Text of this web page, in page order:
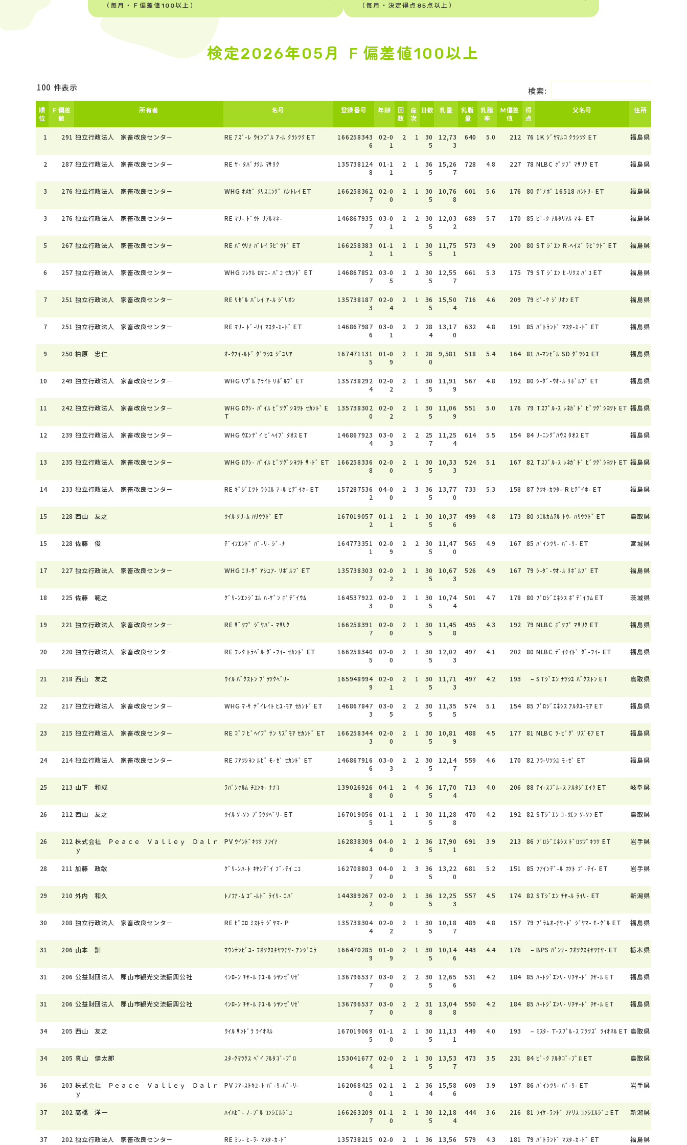
（毎月・Ｆ偏差値100以上） （毎月・決定得点85点以上）
検定2026年05月 Ｆ偏差値100以上
件表示 検索:
順
位
Ｆ偏差
値
所有者 名号 登録番号 年齢
回
数
産
次
日数 乳量
乳脂
量
乳脂
率
Ｍ偏差
値
得
点
父名号 住所
1 291 独立行政法人 家畜改良センタ－ RE ｱｽﾞ-ﾚ ｳｲﾝﾌﾟﾙ ｱ-ﾙ ｸﾗｼﾂｸ ET
166258343
6
02-0
1
2 1
30
5
12,73
3
640 5.0 212 76 1K ｼﾞﾔﾏﾙｺ ｸﾗｼﾂｸ ET 福島県
2 287 独立行政法人 家畜改良センタ－ RE ﾔ- ﾀﾊﾞﾅｸﾙ ﾏｻﾘｸ
135738124
8
01-1
1
2 1
36
5
15,26
7
728 4.8 227 78 NLBC ﾎﾞﾂﾌﾟ ﾏｻﾘｸ ET 福島県
3 276 独立行政法人 家畜改良センタ－ WHG ｵﾒｶﾞ ｸﾘｽﾆﾝｸﾞ ﾊﾝﾄﾚｲ ET
166258362
7
02-0
0
2 1
30
5
10,76
8
601 5.6 176 80 ﾃﾞﾉﾎﾞ 16518 ﾊﾝﾄﾘ- ET 福島県
3 276 独立行政法人 家畜改良センタ－ RE ﾏﾘ- ﾄﾞｳﾄ ﾘｱﾙﾏﾈ-
146867935
7
03-0
1
2 2
30
5
12,03
2
689 5.7 170 85 ﾋﾟ-ｸ ｱﾙﾀﾘｱﾙ ﾏﾈ- ET 福島県
5 267 独立行政法人 家畜改良センタ－ RE ﾊﾟｳﾘﾅ ﾊﾞﾚｲ ﾗﾋﾟﾂﾄﾞ ET
166258383
2
01-1
1
2 1
30
5
11,75
1
573 4.9 200 80 ST ｼﾞｴﾝ R-ﾍｲｽﾞ ﾗﾋﾟﾂﾄﾞ ET 福島県
6 257 独立行政法人 家畜改良センタ－ WHG ﾌﾚｸﾙ ﾛﾏﾆ- ﾊﾟｺ ｾｶﾝﾄﾞ ET
146867852
7
03-0
5
2 2
30
5
12,55
7
661 5.3 175 79 ST ｼﾞｴﾝ ﾋ-ﾘｸｽ ﾊﾟｺ ET 福島県
7 251 独立行政法人 家畜改良センタ－ RE ﾘｾﾞﾙ ﾊﾞﾚｲ ｱ-ﾙ ｼﾞﾘｵﾝ
135738187
3
02-0
4
2 1
36
5
15,50
4
716 4.6 209 79 ﾋﾟ-ｸ ｼﾞﾘｵﾝ ET 福島県
7 251 独立行政法人 家畜改良センタ－ RE ﾏﾘ- ﾄﾞ-ﾘｲ ﾏｽﾀ-ｶ-ﾄﾞ ET
146867987
6
03-0
1
2 2
28
4
13,17
0
632 4.8 191 85 ﾊﾞﾄﾗﾝﾄﾞ ﾏｽﾀ-ｶ-ﾄﾞ ET 福島県
9 250 柏原 忠仁 ｵ-ｸﾌｲ-ﾙﾄﾞ ﾀﾞﾂｼﾕ ｼﾞﾕﾘｱ
167471131
5
01-0
9
2 1
28
0
9,581 518 5.4 164 81 ﾊ-ﾏﾝﾋﾞﾙ SD ﾀﾞﾂｼﾕ ET 福島県
10 249 独立行政法人 家畜改良センタ－ WHG ﾘﾌﾟﾙ ｱﾗｲﾄ ﾘﾎﾞﾙﾌﾞ ET
135738292
4
02-0
2
2 1
30
5
11,91
9
567 4.8 192 80 ｼ-ﾀﾞ-ｳｵ-ﾙ ﾘﾎﾞﾙﾌﾞ ET 福島県
11 242 独立行政法人 家畜改良センタ－
WHG ﾛｸｼ- ﾊﾟｲﾙ ﾋﾞﾂｸﾞｼﾖﾂﾄ ｾｶﾝﾄﾞ E
T
135738302
0
02-0
2
2 1
30
5
11,06
9
551 5.0 176 79 Tｽﾌﾟﾙ-ｽ ﾚﾈｶﾞﾄﾞ ﾋﾞﾂｸﾞｼﾖﾂﾄ ET 福島県
12 239 独立行政法人 家畜改良センタ－ WHG ｳｴﾝﾃﾞｲ ﾋﾞﾍｲﾌﾞ ﾀｵｽ ET
146867923
4
03-0
3
2 2
25
7
11,25
4
614 5.5 154 84 ﾘ-ﾆﾝｸﾞﾊｳｽ ﾀｵｽ ET 福島県
13 235 独立行政法人 家畜改良センタ－ WHG ﾛｸｼ- ﾊﾟｲﾙ ﾋﾞﾂｸﾞｼﾖﾂﾄ ｻ-ﾄﾞ ET
166258336
8
02-0
0
2 1
30
5
10,33
3
524 5.1 167 82 Tｽﾌﾟﾙ-ｽ ﾚﾈｶﾞﾄﾞ ﾋﾞﾂｸﾞｼﾖﾂﾄ ET 福島県
14 233 独立行政法人 家畜改良センタ－ RE ｷﾞｼﾞｴﾂﾄ ﾗｼｴﾙ ｱ-ﾙ ﾋﾃﾞｲﾎ- ET
157287536
2
04-0
0
2 3
36
5
13,77
0
733 5.3 158 87 ｸﾂｷ-ｶﾂﾀ- R ﾋﾃﾞｲﾎ- ET 福島県
15 228 西山 友之 ｳｲﾙ ｸﾘ-ﾑ ﾊﾘｳﾂﾄﾞ ET
167019057
2
01-1
1
2 1
30
5
10,37
6
499 4.8 173 80 ｳｴﾙｶﾑﾃﾙ ﾄｳ- ﾊﾘｳﾂﾄﾞ ET 鳥取県
15 228 佐藤 俊 ﾃﾞｲﾌｴﾝﾄﾞ ﾊﾞ-ﾘ- ｼﾞ-ﾅ
164773351
1
02-0
9
2 2
30
5
11,47
0
565 4.9 167 85 ﾊﾟｲﾝﾂﾘ- ﾊﾞ-ﾘ- ET 宮城県
17 227 独立行政法人 家畜改良センタ－ WHG ｴﾘ-ｻﾞ ｱｼﾕｱ- ﾘﾎﾞﾙﾌﾞ ET
135738303
7
02-0
2
2 1
30
5
10,67
3
526 4.9 167 79 ｼ-ﾀﾞ-ｳｵ-ﾙ ﾘﾎﾞﾙﾌﾞ ET 福島県
18 225 佐藤 範之 ｸﾞﾘ-ﾝｴﾝｼﾞｴﾙ ﾊ-ｹﾞﾝ ﾎﾟﾃﾞｲｳﾑ
164537922
3
02-0
0
2 1
30
5
10,74
4
501 4.7 178 80 ﾌﾟﾛｼﾞｴﾈｼｽ ﾎﾟﾃﾞｲｳﾑ ET 茨城県
19 221 独立行政法人 家畜改良センタ－ RE ｻﾞﾂﾌﾟ ｼﾞﾔﾊﾞ- ﾏｻﾘｸ
166258391
7
02-0
0
2 1
30
5
11,45
8
495 4.3 192 79 NLBC ﾎﾞﾂﾌﾟ ﾏｻﾘｸ ET 福島県
20 220 独立行政法人 家畜改良センタ－ RE ﾌﾚｸ ﾄﾗﾍﾞﾙ ﾀﾞ-ﾌｲ- ｾｶﾝﾄﾞ ET
166258340
5
02-0
0
2 1
30
5
12,02
3
497 4.1 202 80 NLBC ﾃﾞｲｹｲﾄﾞ ﾀﾞ-ﾌｲ- ET 福島県
21 218 西山 友之 ｳｲﾙ ﾊﾞｸｽﾄﾝ ﾌﾞﾗﾂｸﾍﾞﾘ-
165948994
9
02-0
1
2 1
30
5
11,71
3
497 4.2 193 – STｼﾞｴﾝ ﾅﾂｼﾕ ﾊﾞｸｽﾄﾝ ET 鳥取県
22 217 独立行政法人 家畜改良センタ－ WHG ﾏ-ｻ ﾃﾞｲﾚｲﾄ ﾋﾕ-ﾓｱ ｾｶﾝﾄﾞ ET
146867847
3
03-0
5
2 2
30
5
11,35
5
574 5.1 154 85 ﾌﾟﾛｼﾞｴﾈｼｽ ｱﾙﾀﾕ-ﾓｱ ET 福島県
23 215 独立行政法人 家畜改良センタ－ RE ｺﾞﾌ ﾋﾞﾍｲﾌﾞ ｻﾝ ﾘｽﾞﾓｱ ｾｶﾝﾄﾞ ET
166258344
3
02-0
0
2 1
30
5
10,81
9
488 4.5 177 81 NLBC ﾗ-ﾋﾞｸﾞ ﾘｽﾞﾓｱ ET 福島県
24 214 独立行政法人 家畜改良センタ－ RE ﾌｱﾂｼﾖﾝ ﾙﾋﾞ ﾓ-ｾﾞ ｾｶﾝﾄﾞ ET
146867916
6
03-0
3
2 2
30
5
12,14
7
559 4.6 170 82 ﾌﾗ-ﾘﾂｼﾕ ﾓ-ｾﾞ ET 福島県
25 213 山下 和成 ﾗﾊﾟﾝﾎﾙﾑ ﾁﾕﾝｷ- ﾅﾅｺ
139026926
8
04-1
0
2 4
36
5
17,70
4
713 4.0 206 88 ﾃｲ-ｽﾌﾟﾙ-ｽ ｱﾙﾀｼﾞｴｲｸ ET 岐阜県
26 212 西山 友之 ｳｲﾙ ｿ-ｿﾝ ﾌﾞﾗﾂｸﾍﾞﾘ- ET
167019056
5
01-1
1
2 1
30
5
11,28
8
470 4.2 192 82 STｼﾞｴﾝ ｺ-ｳｴﾝ ｿ-ｿﾝ ET 鳥取県
26 212 株式会社 Ｐｅａｃｅ Ｖａｌｌｅｙ Ｄａｌｒ
ｙ
PV ｳｲﾝﾄﾞｷﾂｸ ｿﾌｲｱ
162838309
4
04-0
0
2 2
36
5
17,90
1
691 3.9 213 86 ﾌﾟﾛｼﾞｴﾈｼｽ ﾄﾞﾛﾂﾌﾟｷﾂｸ ET 岩手県
28 211 加藤 政敏 ｸﾞﾘ-ﾝﾊ-ﾄ ｷﾔﾝﾃﾞｲ ﾌﾞ-ﾃｲ ﾆｺ
162708803
7
04-0
0
2 3
36
5
13,22
0
681 5.2 151 85 ﾌｱｲﾝﾃﾞ-ﾙ ﾎﾂﾄ ﾌﾞ-ﾃｲ- ET 岩手県
29 210 外内 和久 ﾄﾉﾌｱ-ﾑ ｺﾞ-ﾙﾄﾞ ﾗｲﾘ- ｴﾊﾞ
144389267
2
02-0
0
2 1
36
5
12,25
3
557 4.5 174 82 STｼﾞｴﾝ ﾁﾔ-ﾙ ﾗｲﾘ- ET 新潟県
30 208 独立行政法人 家畜改良センタ－ RE ﾋﾟｴﾛ ﾐｽﾄﾗ ｼﾞﾔﾏ- P
135738304
4
02-0
2
2 1
30
5
10,18
7
489 4.8 157 79 ﾌﾟﾗﾑｵ-ﾁﾔ-ﾄﾞ ｼﾞﾔﾏ- ﾓ-ｸﾞﾙ ET 福島県
31 206 山本 訓 ﾏｳﾝﾃﾝﾋﾞﾕ- ﾌｵﾂｸｽｷﾔﾂﾁﾔ- ｱﾝｼﾞｴﾗ
166470285
9
01-0
9
2 1
30
5
10,14
6
443 4.4 176 – BPS ﾊﾟﾝｻ- ﾌｵﾂｸｽｷﾔﾂﾁﾔ- ET 栃木県
31 206 公益財団法人 郡山市観光交流振興公社 ｲﾝﾛ-ﾝ ﾁﾔ-ﾙ ﾁﾕ-ﾙ ｼﾔﾝｾﾞﾘｾﾞ
136796537
7
03-0
0
2 2
30
5
12,65
6
531 4.2 184 85 ﾊ-ﾄｼﾞｴﾝﾘ- ﾘﾁﾔ-ﾄﾞ ﾁﾔ-ﾙ ET 福島県
31 206 公益財団法人 郡山市観光交流振興公社 ｲﾝﾛ-ﾝ ﾁﾔ-ﾙ ﾁﾕ-ﾙ ｼﾔﾝｾﾞﾘｾﾞ
136796537
7
03-0
0
2 2
31
8
13,04
8
550 4.2 184 85 ﾊ-ﾄｼﾞｴﾝﾘ- ﾘﾁﾔ-ﾄﾞ ﾁﾔ-ﾙ ET 福島県
34 205 西山 友之 ｳｲﾙ ｻﾝﾄﾞﾗ ﾗｲｵﾈﾙ
167019069
5
01-1
0
2 1
30
5
11,13
1
449 4.0 193 – ﾐｽﾀ- T-ｽﾌﾟﾙ-ｽ ﾌﾗﾂｽﾞ ﾗｲｵﾈﾙ ET 鳥取県
34 205 真山 健太郎 ｽﾀ-ｸﾏﾂｸｽ ﾍﾞｲ ｱﾙﾀｺﾞ-ﾌﾟﾛ
153041677
4
02-0
1
2 1
30
5
13,53
7
473 3.5 231 84 ﾋﾟ-ｸ ｱﾙﾀｺﾞ-ﾌﾟﾛ ET 鳥取県
36 203 株式会社 Ｐｅａｃｅ Ｖａｌｌｅｙ Ｄａｌｒ
ｙ
PV ﾌｱ-ｽﾄｷﾕ-ﾄ ﾊﾞ-ﾘ-ﾊﾞ-ﾘ-
162068425
0
02-1
1
2 2
36
4
15,58
6
609 3.9 197 86 ﾊﾟｲﾝﾂﾘ- ﾊﾞ-ﾘ- ET 岩手県
37 202 高橋 洋一 ﾊｲﾊﾋﾟ- ﾉ-ﾌﾞﾙ ｺﾝｼｴﾙｼﾞﾕ
166263209
7
01-1
0
2 1
30
5
12,18
4
444 3.6 216 81 ﾜｲｹ-ﾗﾝﾄﾞ ﾌｱﾘｽ ｺﾝｼｴﾙｼﾞﾕ ET 新潟県
37 202 独立行政法人 家畜改良センタ－ RE ﾐﾚ- ﾋ-ﾗ- ﾏｽﾀ-ｶ-ﾄﾞ
135738215
02-0
2 1
36
13,56
579 4.3 181 79 ﾊﾞﾄﾗﾝﾄﾞ ﾏｽﾀ-ｶ-ﾄﾞ ET 福島県